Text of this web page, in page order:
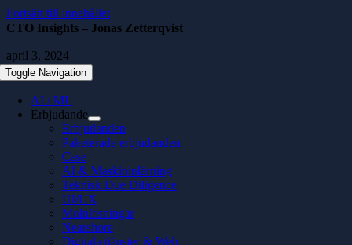
Fortsätt till innehållet
Toggle Navigation
AI / ML
Erbjudande
Erbjudanden
Paketerade erbjudanden
Case
AI & Maskininlärning
Teknisk Due Diligence
UI/UX
Molnlösningar
Nearshore
Digitala tjänster & Web
CTO Insights – Jonas Zetterqvist
april 3, 2024